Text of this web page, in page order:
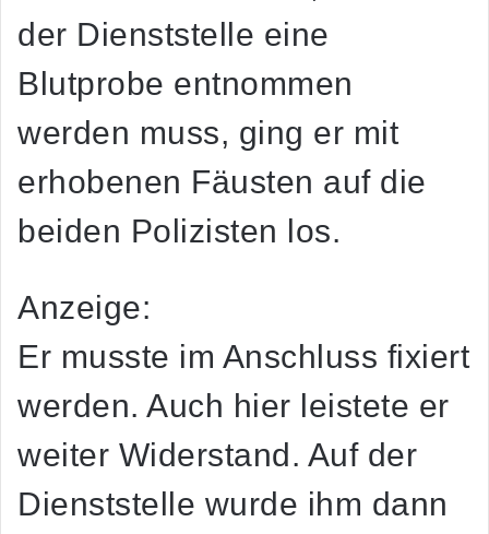
der Dienststelle eine
Blutprobe entnommen
werden muss, ging er mit
erhobenen Fäusten auf die
beiden Polizisten los.
Anzeige:
Er musste im Anschluss fixiert
werden. Auch hier leistete er
weiter Widerstand. Auf der
Dienststelle wurde ihm dann